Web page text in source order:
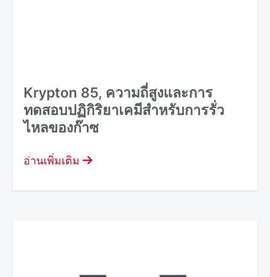
Krypton 85, ความถี่สูงและการ
ทดสอบปฏิกิริยาเคมีสําหรับการรั่ว
ไหลของก๊าซ
อ่านเพิ่มเติม